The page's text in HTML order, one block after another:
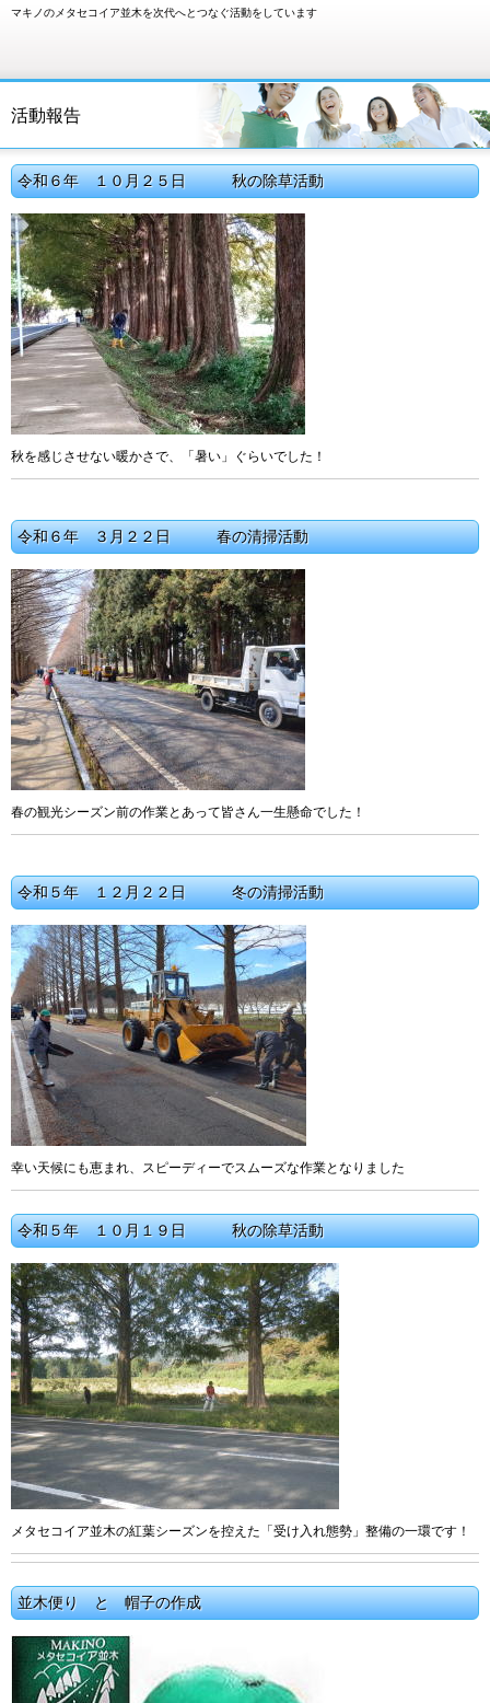
マキノのメタセコイア並木を次代へとつなぐ活動をしています
活動報告
令和６年 １０月２５日 秋の除草活動
秋を感じさせない暖かさで、「暑い」ぐらいでした！
令和６年 ３月２２日 春の清掃活動
春の観光シーズン前の作業とあって皆さん一生懸命でした！
令和５年 １２月２２日 冬の清掃活動
幸い天候にも恵まれ、スピーディーでスムーズな作業となりました
令和５年 １０月１９日 秋の除草活動
メタセコイア並木の紅葉シーズンを控えた「受け入れ態勢」整備の一環です！
並木便り と 帽子の作成